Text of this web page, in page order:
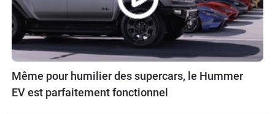
Même pour humilier des supercars, le Hummer
EV est parfaitement fonctionnel